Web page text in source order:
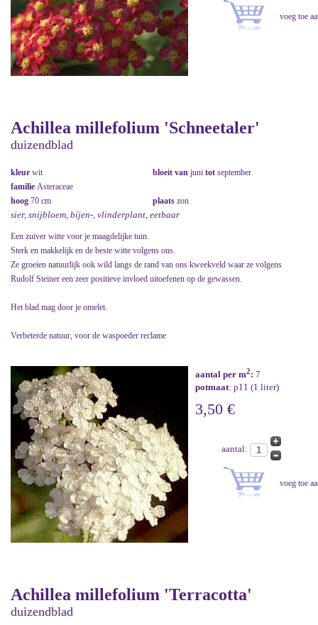
Achillea millefolium 'Schneetaler'
duizendblad
kleur wit bloeit van juni tot september
familie Asteraceae
hoog 70 cm plaats zon
sier, snijbloem, bijen-, vlinderplant, eetbaar
Een zuiver witte voor je maagdelijke tuin.
Sterk en makkelijk en de beste witte volgens ons.
Ze groeien natuurlijk ook wild langs de rand van ons kweekveld waar ze volgens
Rudolf Steiner een zeer positieve invloed uitoefenen op de gewassen.
Het blad mag door je omelet.
Verbeterde natuur, voor de waspoeder reclame
aantal per m2: 7
potmaat: p11 (1 liter)
3,50 €
aantal:
Achillea millefolium 'Terracotta'
duizendblad